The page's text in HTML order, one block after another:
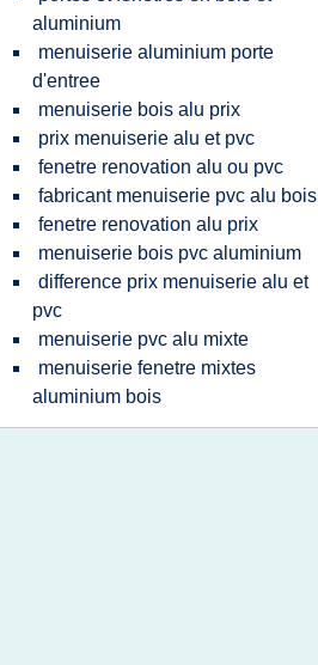
aluminium
menuiserie aluminium porte
d'entree
menuiserie bois alu prix
prix menuiserie alu et pvc
fenetre renovation alu ou pvc
fabricant menuiserie pvc alu bois
fenetre renovation alu prix
menuiserie bois pvc aluminium
difference prix menuiserie alu et
pvc
menuiserie pvc alu mixte
menuiserie fenetre mixtes
aluminium bois